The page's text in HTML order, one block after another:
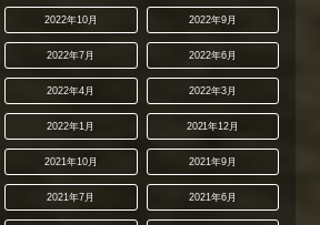
2022年10月 2022年9月
2022年7月 2022年6月
2022年4月 2022年3月
2022年1月 2021年12月
2021年10月 2021年9月
2021年7月 2021年6月